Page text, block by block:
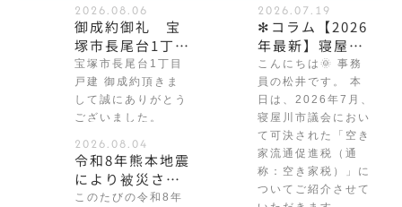
2026.08.06
御成約御礼 宝
塚市長尾台1丁
目 戸建
宝塚市長尾台1丁目
戸建 御成約頂きま
して誠にありがとう
ございました。
2026.08.04
令和8年熊本地震
により被災され
た皆さまに 義援
このたびの令和8年
2026.07.19
✻コラム【2026
年最新】寝屋川
市で「空き家
税」が可決！売
却価格への影響
は？空き家をお
持ちの方が今考
えるべきこと✻
こんにちは🌞 事務
員の松井です。 本
日は、2026年7月、
寝屋川市議会におい
て可決された「空き
家流通促進税（通
称：空き家税）」に
ついてご紹介させて